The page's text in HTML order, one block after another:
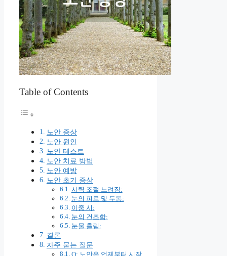
Table of Contents
노안 증상
노안 원인
노안 테스트
노안 치료 방법
노안 예방
노안 초기 증상
시력 조절 느려짐:
눈의 피로 및 두통:
이중 시:
눈의 건조함:
눈물 흘림:
결론
자주 묻는 질문
Q: 노안은 언제부터 시작